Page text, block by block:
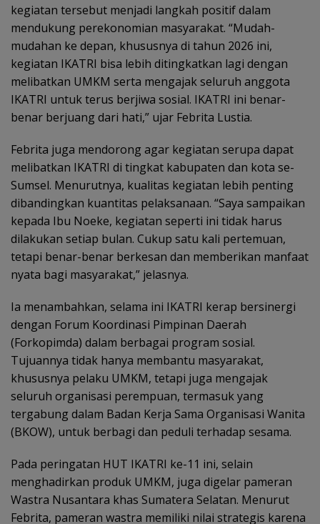
kegiatan tersebut menjadi langkah positif dalam
mendukung perekonomian masyarakat. “Mudah-
mudahan ke depan, khususnya di tahun 2026 ini,
kegiatan IKATRI bisa lebih ditingkatkan lagi dengan
melibatkan UMKM serta mengajak seluruh anggota
IKATRI untuk terus berjiwa sosial. IKATRI ini benar-
benar berjuang dari hati,” ujar Febrita Lustia.
Febrita juga mendorong agar kegiatan serupa dapat
melibatkan IKATRI di tingkat kabupaten dan kota se-
Sumsel. Menurutnya, kualitas kegiatan lebih penting
dibandingkan kuantitas pelaksanaan. “Saya sampaikan
kepada Ibu Noeke, kegiatan seperti ini tidak harus
dilakukan setiap bulan. Cukup satu kali pertemuan,
tetapi benar-benar berkesan dan memberikan manfaat
nyata bagi masyarakat,” jelasnya.
Ia menambahkan, selama ini IKATRI kerap bersinergi
dengan Forum Koordinasi Pimpinan Daerah
(Forkopimda) dalam berbagai program sosial.
Tujuannya tidak hanya membantu masyarakat,
khususnya pelaku UMKM, tetapi juga mengajak
seluruh organisasi perempuan, termasuk yang
tergabung dalam Badan Kerja Sama Organisasi Wanita
(BKOW), untuk berbagi dan peduli terhadap sesama.
Pada peringatan HUT IKATRI ke-11 ini, selain
menghadirkan produk UMKM, juga digelar pameran
Wastra Nusantara khas Sumatera Selatan. Menurut
Febrita, pameran wastra memiliki nilai strategis karena